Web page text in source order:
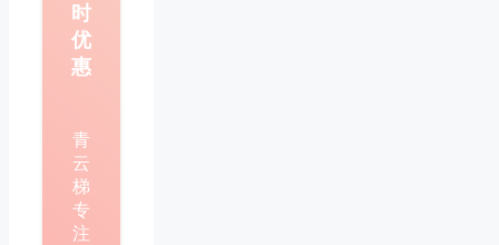
时
优
惠
青
云
梯
专
注